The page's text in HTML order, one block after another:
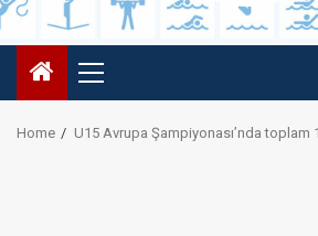
Primary
Menu
Home U15 Avrupa Şampiyonası’nda toplam